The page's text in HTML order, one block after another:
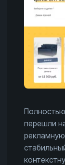
перешли